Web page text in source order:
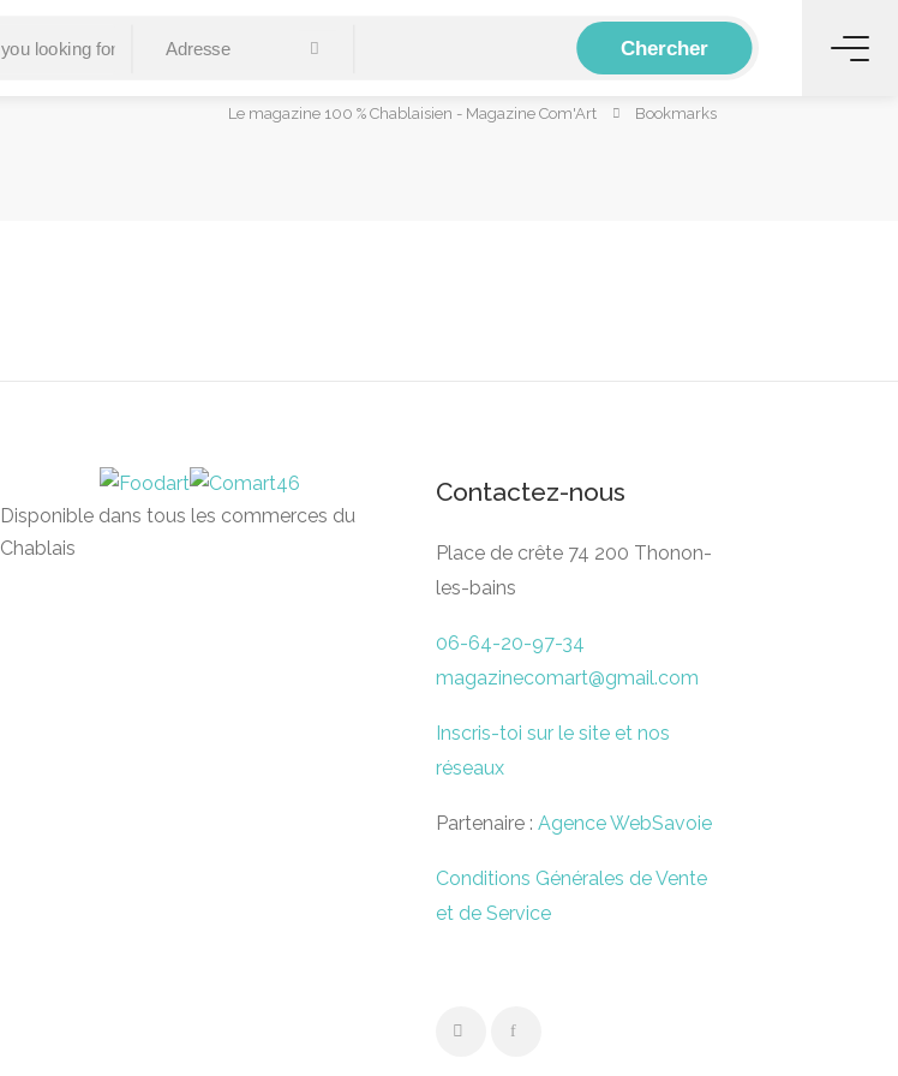
Chercher
Le magazine 100 % Chablaisien - Magazine Com'Art Bookmarks
Disponible dans tous les commerces du
Chablais
Contactez-nous
Place de crête 74 200 Thonon-
les-bains
06-64-20-97-34
magazinecomart@gmail.com
Inscris-toi sur le site et nos
réseaux
Partenaire :Agence WebSavoie
Conditions Générales de Vente
et de Service